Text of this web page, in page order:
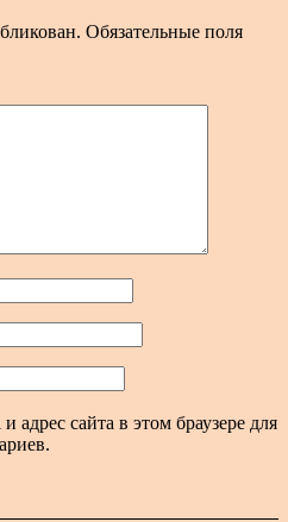
Обязательные поля
адрес сайта в этом браузере для